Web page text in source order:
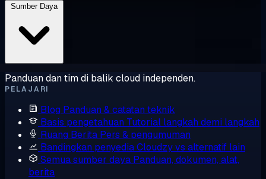
Sumber Daya
Panduan dan tim di balik cloud independen.
PELAJARI
Blog Panduan & catatan teknik
Basis pengetahuan Tutorial langkah demi langkah
Ruang Berita Pers & pengumuman
Bandingkan penyediaCloudzy vs alternatif lain
Semua sumber daya Panduan, dokumen, alat,
berita